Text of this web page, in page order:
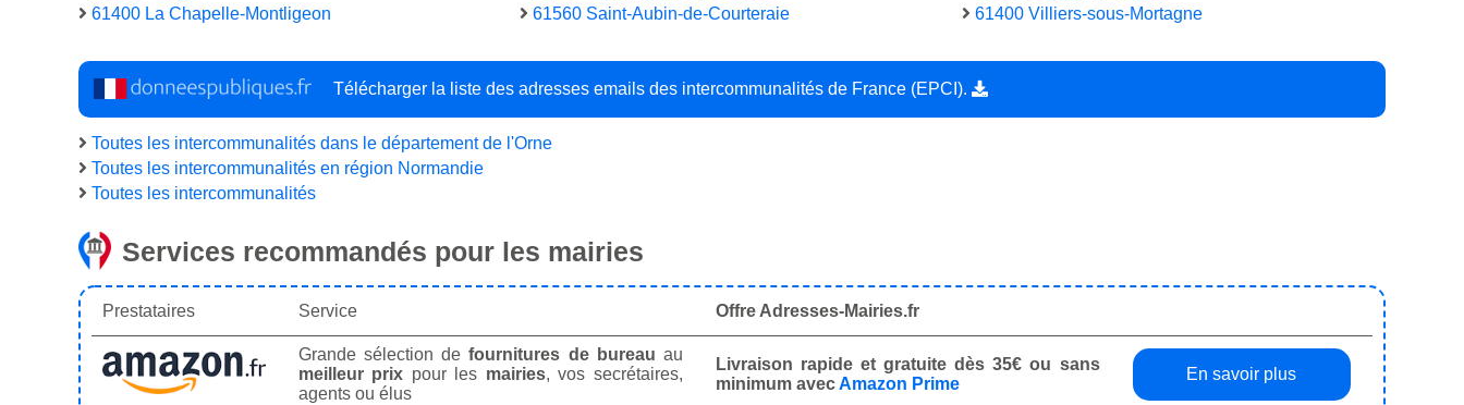
61400 La Chapelle-Montligeon
61560 Saint-Aubin-de-Courteraie
61400 Villiers-sous-Mortagne
Télécharger la liste des adresses emails des intercommunalités de France (EPCI).
Toutes les intercommunalités dans le département de l'Orne
Toutes les intercommunalités en région Normandie
Toutes les intercommunalités
Services recommandés pour les mairies
Prestataires Service Offre Adresses-Mairies.fr
Grande sélection defournitures de bureau au
meilleur prix pour les mairies, vos secrétaires,
agents ou élus
Livraison rapide et gratuite dès 35€ ou sans
minimum avecAmazon Prime
En savoir plus